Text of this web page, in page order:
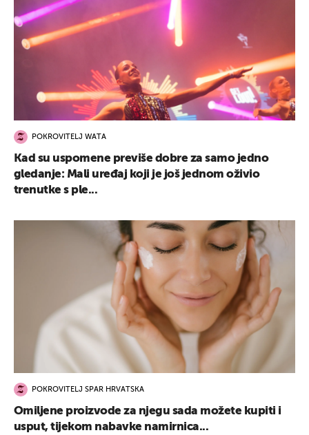
POKROVITELJ WATA
Kad su uspomene previše dobre za samo jedno
gledanje: Mali uređaj koji je još jednom oživio
trenutke s ple...
POKROVITELJ SPAR HRVATSKA
Omiljene proizvode za njegu sada možete kupiti i
usput, tijekom nabavke namirnica...